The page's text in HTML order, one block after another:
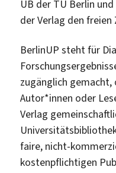
UB der TU Berlin
der Verlag den
BerlinUP steht für
zugänglich gemacht,
Autor*innen oder
Verlag
faire, nicht-
kostenpflichtigen